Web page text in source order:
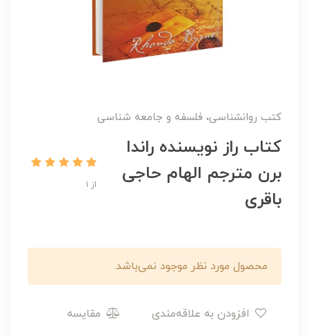
کتب روانشناسی، فلسفه و جامعه شناسی
کتاب راز نویسنده راندا
برن مترجم الهام حاجی
باقری
از 1
محصول مورد نظر موجود نمی‌باشد.
مقایسه